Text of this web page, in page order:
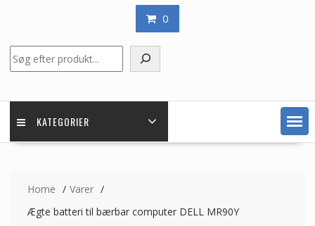
0
KATEGORIER
Home
Varer
Ægte batteri til bærbar computer DELL MR90Y